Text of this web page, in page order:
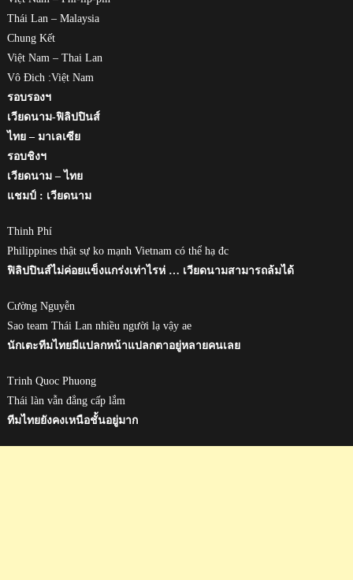
Thái Lan – Malaysia
Chung Kết
Việt Nam – Thai Lan
Vô Đich :Việt Nam
รอบรองฯ
เวียดนาม-ฟิลิปปินส์
ไทย – มาเลเซีย
รอบชิงฯ
เวียดนาม – ไทย
แชมป์ : เวียดนาม
Thinh Phí
Philippines thật sự ko mạnh Vietnam có thể hạ đc
ฟิลิปปินส์ไม่ค่อยแข็งแกร่งเท่าไรห่ … เวียดนามสามารถล้มได้
Cường Nguyễn
Sao team Thái Lan nhiều người lạ vậy ae
นักเตะทีมไทยมีแปลกหน้าแปลกตาอยู่หลายคนเลย
Trinh Quoc Phuong
Thái làn vẫn đẳng cấp lắm
ทีมไทยยังคงเหนือชั้นอยู่มาก